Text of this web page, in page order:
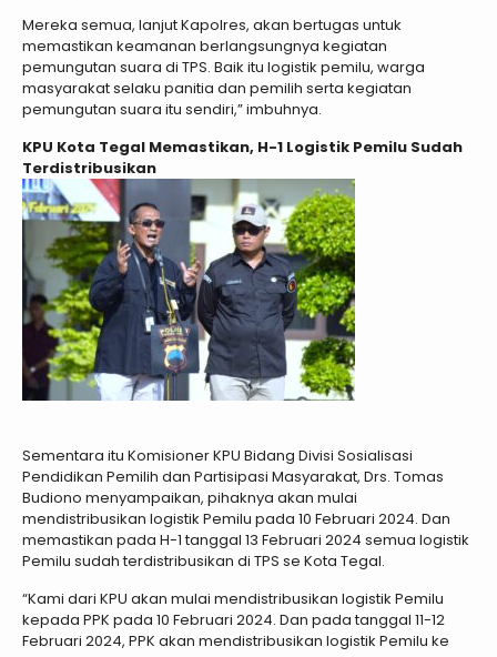
Mereka semua, lanjut Kapolres, akan bertugas untuk
memastikan keamanan berlangsungnya kegiatan
pemungutan suara di TPS. Baik itu logistik pemilu, warga
masyarakat selaku panitia dan pemilih serta kegiatan
pemungutan suara itu sendiri,” imbuhnya.
KPU Kota Tegal Memastikan, H-1 Logistik Pemilu Sudah
Terdistribusikan
Sementara itu Komisioner KPU Bidang Divisi Sosialisasi
Pendidikan Pemilih dan Partisipasi Masyarakat, Drs. Tomas
Budiono menyampaikan, pihaknya akan mulai
mendistribusikan logistik Pemilu pada 10 Februari 2024. Dan
memastikan pada H-1 tanggal 13 Februari 2024 semua logistik
Pemilu sudah terdistribusikan di TPS se Kota Tegal.
“Kami dari KPU akan mulai mendistribusikan logistik Pemilu
kepada PPK pada 10 Februari 2024. Dan pada tanggal 11-12
Februari 2024, PPK akan mendistribusikan logistik Pemilu ke